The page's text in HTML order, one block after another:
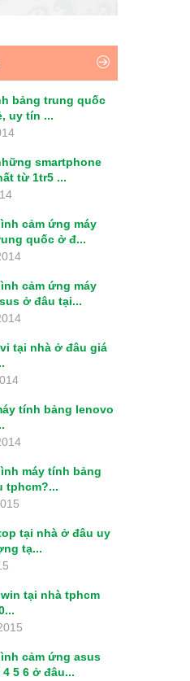
bảng trung quốc
uy tín ...
smartphone
từ 1tr5 ...
cảm ứng máy
quốc ở đ...
cảm ứng máy
ở đâu tại...
tại nhà ở đâu giá
tính bảng lenovo
máy tính bảng
tphcm?...
tại nhà ở đâu uy
tạ...
tại nhà tphcm
cảm ứng asus
5 6 ở đâu...